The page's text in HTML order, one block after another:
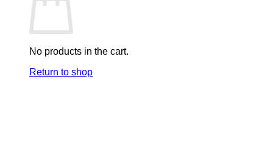
No products in the cart.
Return to shop